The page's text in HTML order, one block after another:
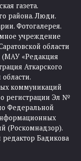
газета.
района. Люди.
Фотогалерея.
учреждение
области
(МАУ «Редакция
Аткарского
коммуникаций
о регистрации Эл №
Федеральной
(Роскомнадзор).
Бадикова